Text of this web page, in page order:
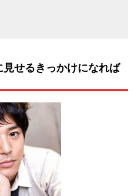
せるきっかけになれば